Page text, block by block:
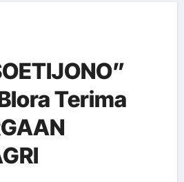
Terima